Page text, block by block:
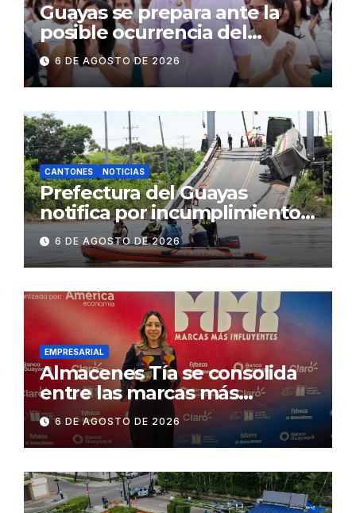
Guayas se prepara ante la
posible ocurrencia del
fenómeno de El Niño:
Gobierno Nacional capacita a
2.500 jóvenes
6 DE AGOSTO DE 2026
CANTONES NOTICIAS
Prefectura del Guayas
notifica por incumplimiento
contractual a la
Concesionaria CONORTE y
exige celeridad en
desmontaje del puente
Gonzalo Icaza Cornejo, en
Daule
6 DE AGOSTO DE 2026
EMPRESARIAL
Almacenes Tía se consolida
entre las marcas más
influyentes del Ecuador
6 DE AGOSTO DE 2026